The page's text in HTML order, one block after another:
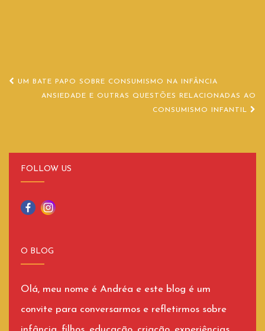
Navegação
UM BATE PAPO SOBRE CONSUMISMO NA INFÂNCIA
ANSIEDADE E OUTRAS QUESTÕES RELACIONADAS AO
CONSUMISMO INFANTIL
FOLLOW US
O BLOG
Olá, meu nome é Andréa e este blog é um
convite para conversarmos e refletirmos sobre